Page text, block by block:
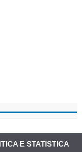
E STATISTICA